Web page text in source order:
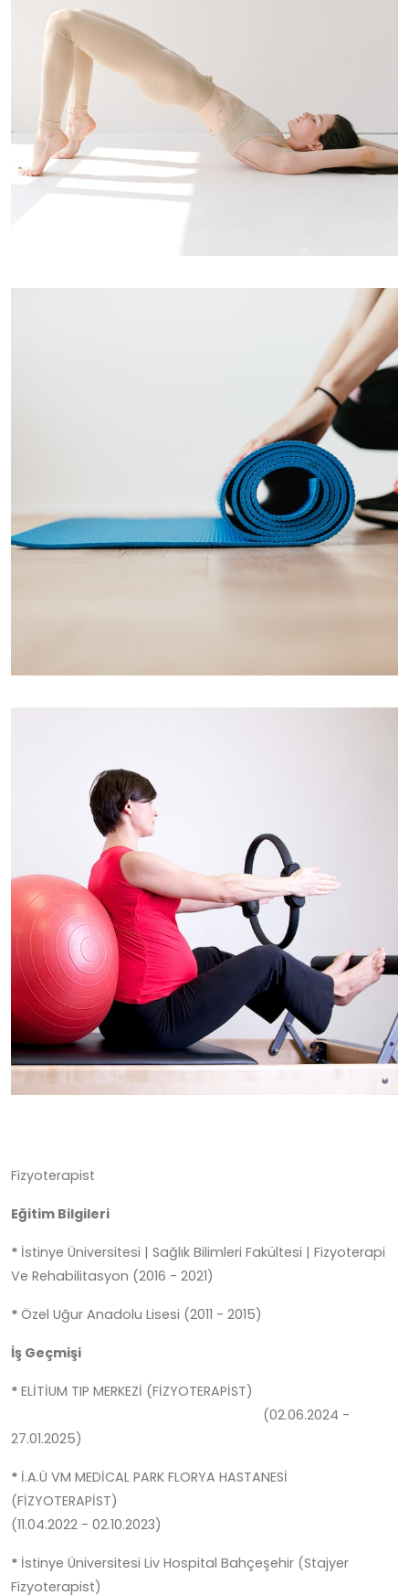
Fizyoterapist
Eğitim Bilgileri
* İstinye Üniversitesi | Sağlık Bilimleri Fakültesi | Fizyoterapi
Ve Rehabilitasyon (2016 - 2021)
* Özel Uğur Anadolu Lisesi (2011 - 2015)
İş Geçmişi
* ELİTİUM TIP MERKEZİ (FİZYOTERAPİST)
(02.06.2024 -
27.01.2025)
* İ.A.Ü VM MEDİCAL PARK FLORYA HASTANESİ
(FİZYOTERAPİST)
(11.04.2022 - 02.10.2023)
* İstinye Üniversitesi Liv Hospital Bahçeşehir (Stajyer
Fizyoterapist)